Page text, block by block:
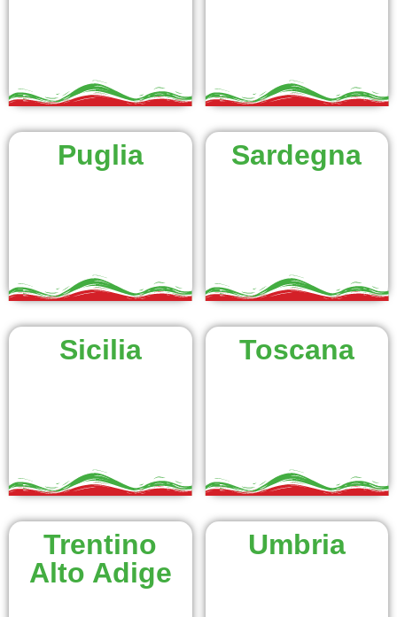
Puglia Sardegna
Sicilia Toscana
Trentino
Alto Adige
Umbria